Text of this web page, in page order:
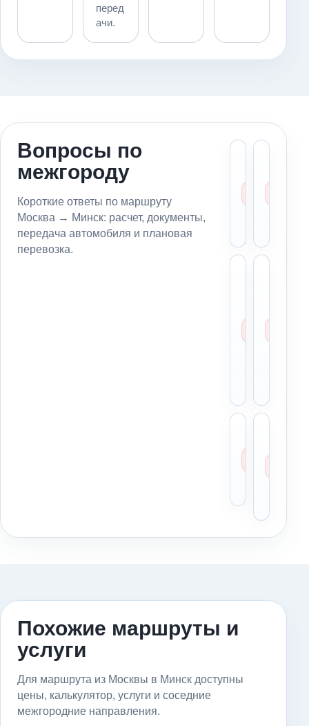
перед
ачи.
Вопросы по
межгороду
Короткие ответы по маршруту
Москва → Минск: расчет, документы,
передача автомобиля и плановая
перевозка.
из
для
Похожие маршруты и
услуги
Для маршрута из Москвы в Минск доступны
цены, калькулятор, услуги и соседние
межгородние направления.